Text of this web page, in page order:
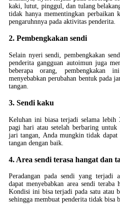
kaki, lutut, pinggul, dan tulang
tidak hanya mementingkan perbaikan
pengaruhnnya pada aktivitas penderita.
2. Pembengkakan sendi
Selain nyeri sendi, pembengkakan
penderita gangguan autoimun juga
beberapa orang, pembengkakan
menyebabkan perubahan bentuk pada
tangan.
3. Sendi kaku
Keluhan ini biasa terjadi selama
pagi hari atau setelah berbaring untuk
jari tangan, Anda mungkin tidak dapat
tangan dengan baik.
4. Area sendi terasa hangat dan
Peradangan pada sendi yang terjadi
dapat menyebabkan area sendi teraba
Kondisi ini bisa terjadi pada satu atau
sehingga membuat penderita tidak bisa